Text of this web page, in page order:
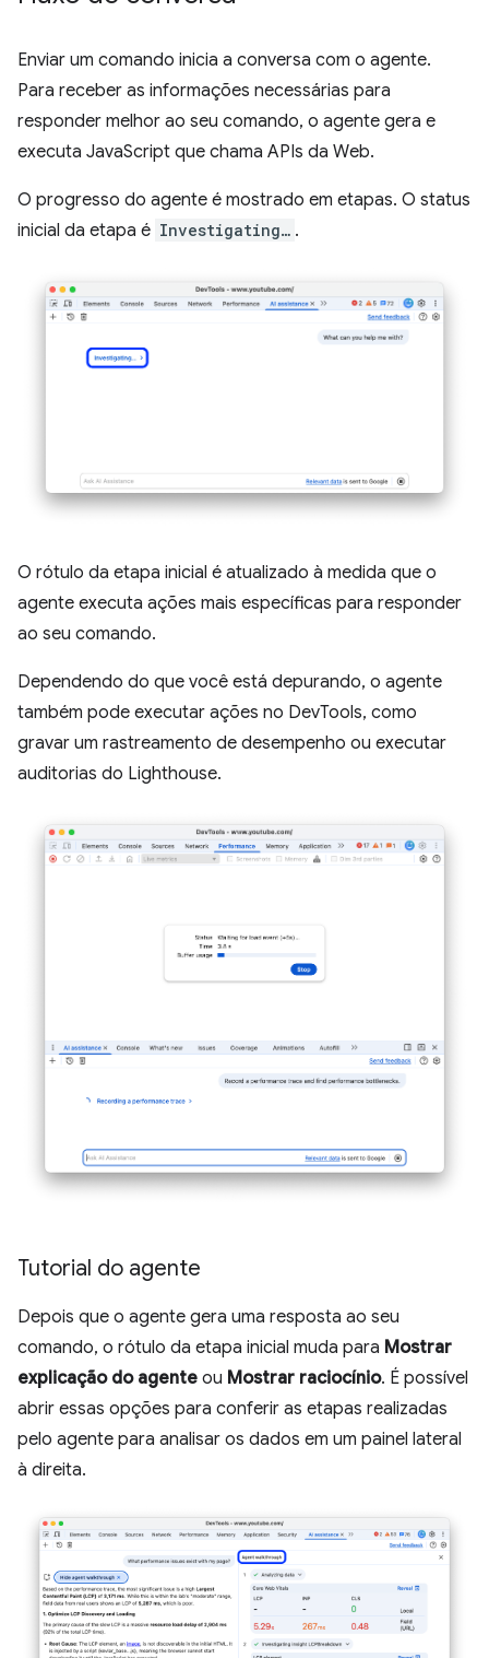
Enviar um comando inicia a conversa com o agente.
Para receber as informações necessárias para
responder melhor ao seu comando, o agente gera e
executa JavaScript que chama APIs da Web.
O progresso do agente é mostrado em etapas. O status
inicial da etapa é Investigating… .
O rótulo da etapa inicial é atualizado à medida que o
agente executa ações mais específicas para responder
ao seu comando.
Dependendo do que você está depurando, o agente
também pode executar ações no DevTools, como
gravar um rastreamento de desempenho ou executar
auditorias do Lighthouse.
Tutorial do agente
Depois que o agente gera uma resposta ao seu
comando, o rótulo da etapa inicial muda para Mostrar
explicação do agente ou Mostrar raciocínio. É possível
abrir essas opções para conferir as etapas realizadas
pelo agente para analisar os dados em um painel lateral
à direita.